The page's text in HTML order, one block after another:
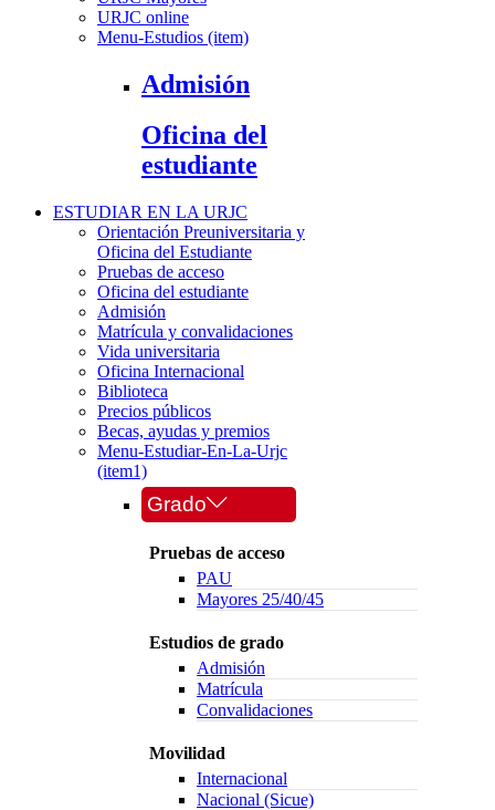
URJC online
Menu-Estudios (item)
Admisión
Oficina del
estudiante
ESTUDIAR EN LA URJC
Orientación Preuniversitaria y
Oficina del Estudiante
Pruebas de acceso
Oficina del estudiante
Admisión
Matrícula y convalidaciones
Vida universitaria
Oficina Internacional
Biblioteca
Precios públicos
Becas, ayudas y premios
Menu-Estudiar-En-La-Urjc
(item1)
Grado
Pruebas de acceso
PAU
Mayores 25/40/45
Estudios de grado
Admisión
Matrícula
Convalidaciones
Movilidad
Internacional
Nacional (Sicue)